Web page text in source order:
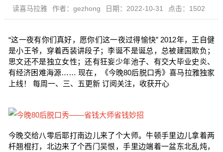
读喜马拉雅 作者：gezhong 日期：2022-10-31 点击：1502
“这一夜有你们真好，愿你们这一夜过得愉快” 2012年，王自健
是小王爷，穿着西装讲段子；李诞不是诞总，总被建国欺负；
思文还不是独立女性；还有狂妄少年池子、有交大毕业史炎、
有经济困难海源…… 现在，《今晚80后脱口秀》喜马拉雅独家
上线！ 每周一、三、五更新 订阅关注，收获开心
今晚交给八零后耶打南边儿来了个大师。牛顿手里边儿拿着两
杆翘棍打，北边来了个西门吴恨，手里边端着一盆东北乱炖，